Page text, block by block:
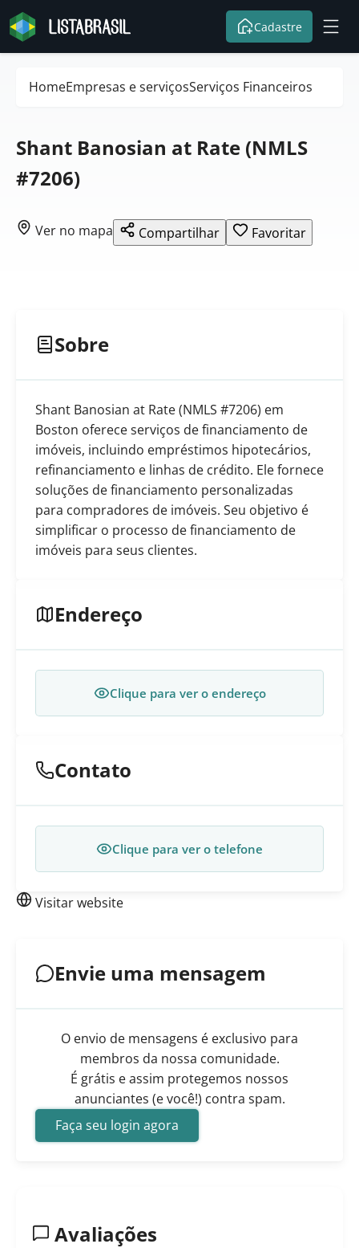
Cadastre
HomeEmpresas e serviçosServiços Financeiros
Shant Banosian at Rate (NMLS
#7206)
Ver no mapa Compartilhar Favoritar
Sobre
Shant Banosian at Rate (NMLS #7206) em
Boston oferece serviços de financiamento de
imóveis, incluindo empréstimos hipotecários,
refinanciamento e linhas de crédito. Ele fornece
soluções de financiamento personalizadas
para compradores de imóveis. Seu objetivo é
simplificar o processo de financiamento de
imóveis para seus clientes.
Endereço
Clique para ver o endereço
Contato
Clique para ver o telefone
Visitar website
Envie uma mensagem
O envio de mensagens é exclusivo para
membros da nossa comunidade.
É grátis e assim protegemos nossos
anunciantes (e você!) contra spam.
Faça seu login agora
Avaliações